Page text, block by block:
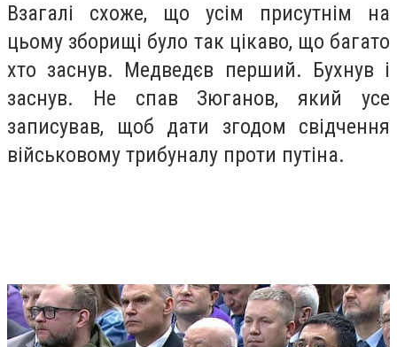
Взагалі схоже, що усім присутнім на
цьому зборищі було так цікаво, що багато
хто заснув. Медведєв перший. Бухнув і
заснув. Не спав Зюганов, який усе
записував, щоб дати згодом свідчення
військовому трибуналу проти путіна.